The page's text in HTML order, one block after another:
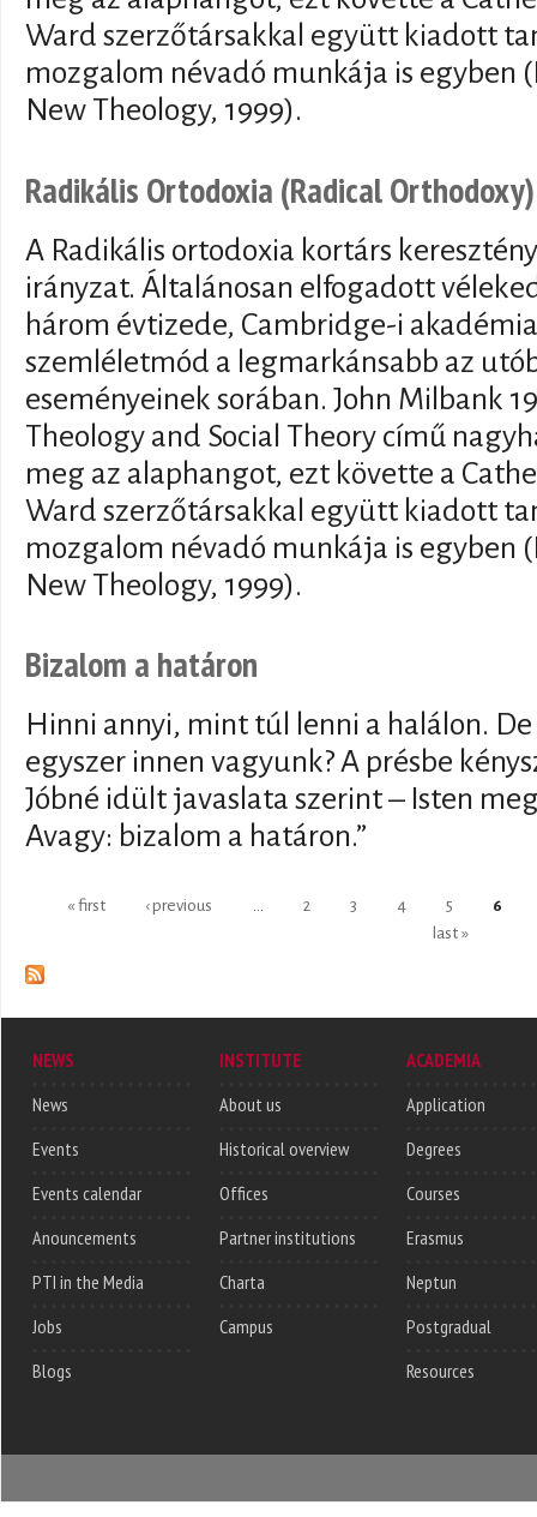
Ward szerzőtársakkal együtt kiadott
mozgalom névadó munkája is egyben
New Theology, 1999).
Radikális Ortodoxia (Radical Orthodoxy)
A Radikális ortodoxia kortárs
irányzat. Általánosan elfogadott
három évtizede, Cambridge-i
szemléletmód a legmarkánsabb az
eseményeinek sorában. John Milbank
Theology and Social Theory című
meg az alaphangot, ezt követte a
Ward szerzőtársakkal együtt kiadott
mozgalom névadó munkája is egyben
New Theology, 1999).
Bizalom a határon
Hinni annyi, mint túl lenni a halálon.
egyszer innen vagyunk? A présbe
Jóbné idült javaslata szerint – Isten
Avagy: bizalom a határon.”
Pages« first ‹ previous 2 3 4 5
6
last »
NEWS
News
Events
Events calendar
Anouncements
PTI in the Media
Jobs
Blogs
INSTITUTE
About us
Historical overview
Offices
Partner institutions
Charta
Campus
ACADEMIA
Application
Degrees
Courses
Erasmus
Neptun
Postgradual
Resources